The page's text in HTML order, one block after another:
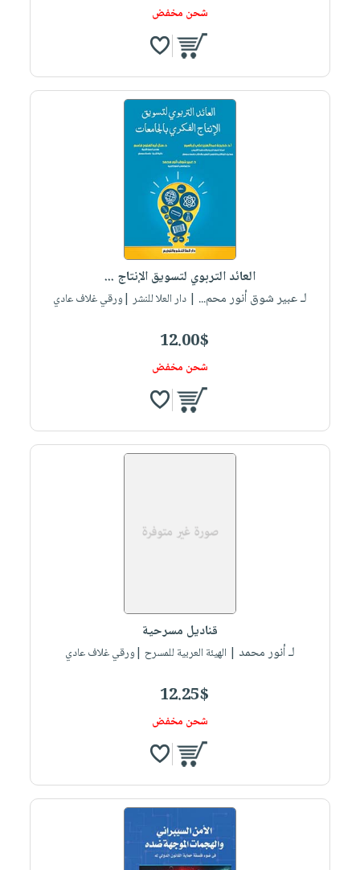
شحن مخفض
العائد التربوي لتسويق الإنتاج ...
لـ عبير شوق أنور محم... | دار العلا للنشر |ورقي غلاف عادي
12.00$
شحن مخفض
قناديل مسرحية
لـ أنور محمد | الهيئة العربية للمسرح |ورقي غلاف عادي
12.25$
شحن مخفض